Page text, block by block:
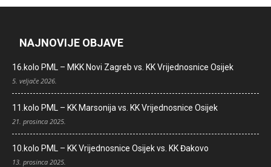
NAJNOVIJE OBJAVE
16.kolo PML – MKK Novi Zagreb vs. KK Vrijednosnice Osijek
5. veljače 2026.
11.kolo PML – KK Marsonija vs. KK Vrijednosnice Osijek
21. prosinca 2025.
10.kolo PML – KK Vrijednosnice Osijek vs. KK Đakovo
13. prosinca 2025.